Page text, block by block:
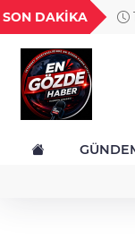
SON DAKİKA18,2677